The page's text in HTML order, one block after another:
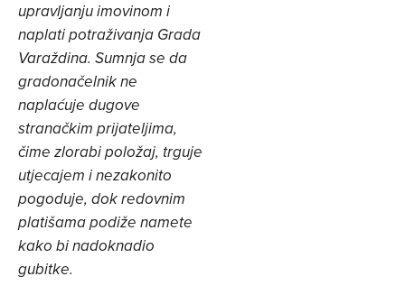
upravljanju imovinom i
naplati potraživanja Grada
Varaždina. Sumnja se da
gradonačelnik ne
naplaćuje dugove
stranačkim prijateljima,
čime zlorabi položaj, trguje
utjecajem i nezakonito
pogoduje, dok redovnim
platišama podiže namete
kako bi nadoknadio
gubitke.